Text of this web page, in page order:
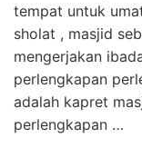
tempat untuk
sholat , masjid
mengerjakan
perlengkapan
adalah kapret
perlengkapan …